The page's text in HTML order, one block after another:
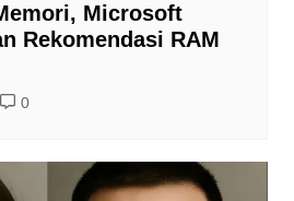
Microsoft
Rekomendasi RAM
0